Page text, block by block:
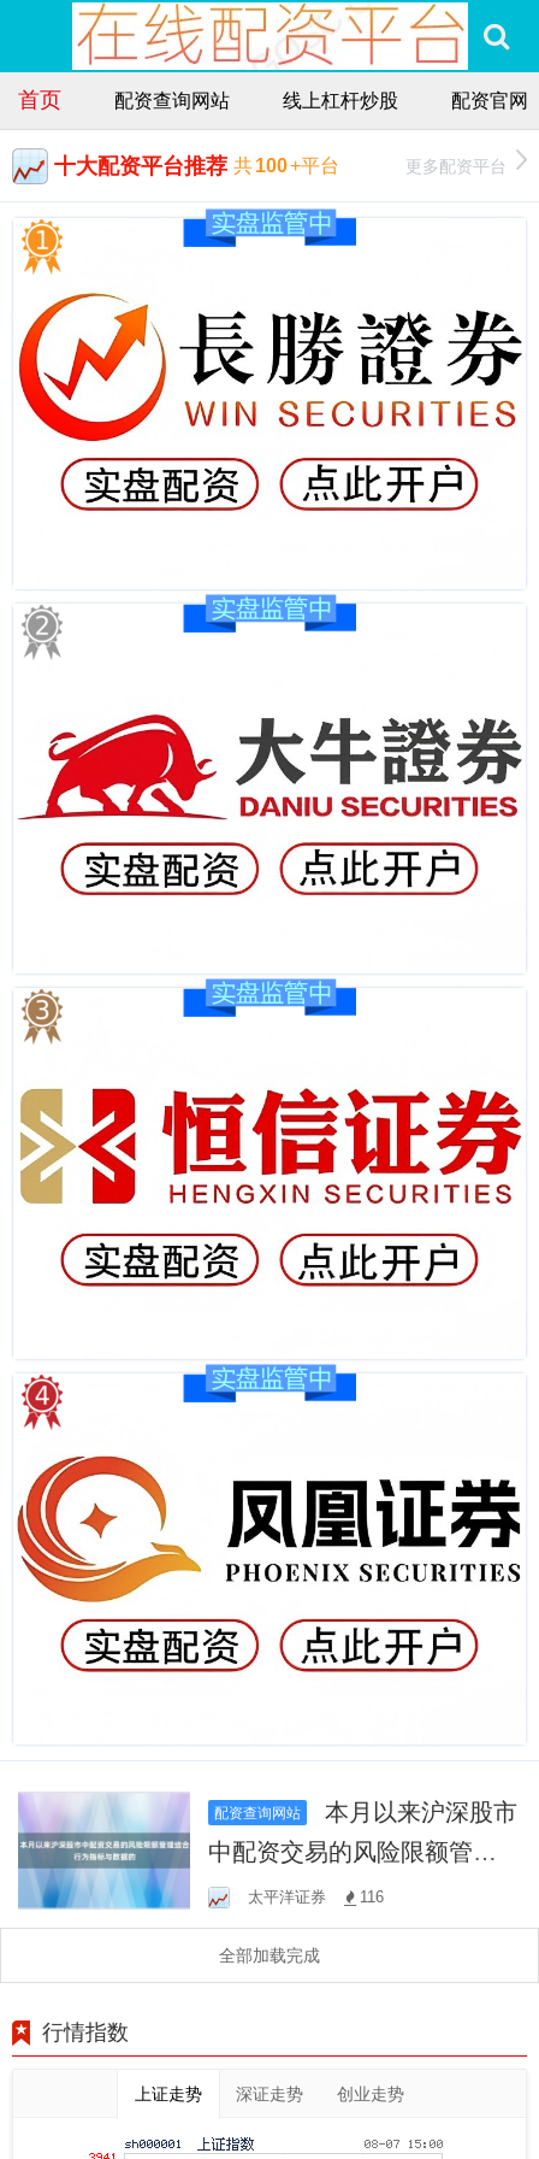
首页 配资查询网站 线上杠杆炒股 配资官网
十大配资平台推荐 共100+平台 更多配资平台
配资查询网站
本月以来沪深股市
中配资交易的风险限额管理
结合行为指标与数据的
太平洋证券 116
全部加载完成
行情指数
上证走势 深证走势 创业走势